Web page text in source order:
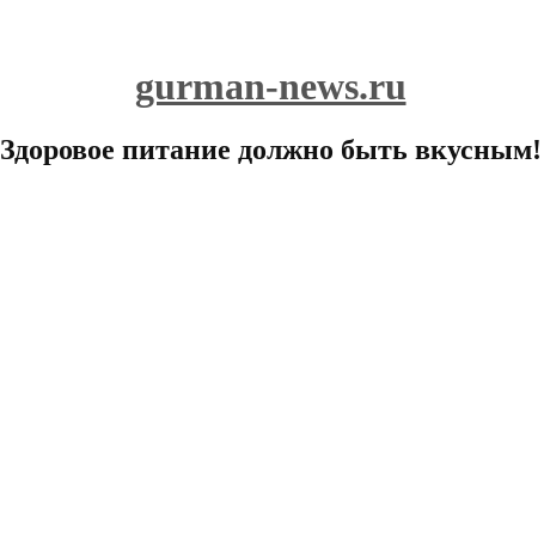
gurman-news.ru
Здоровое питание должно быть вкусным!